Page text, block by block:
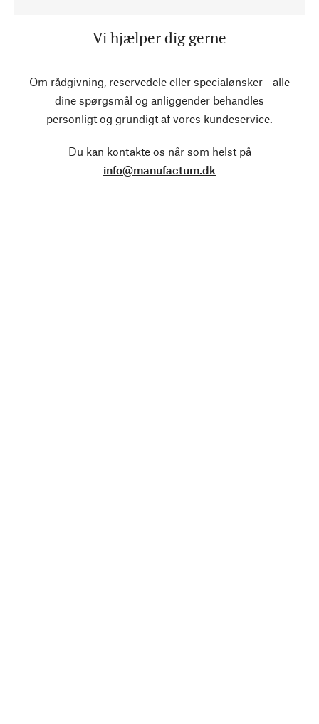
Vi hjælper dig gerne
Om rådgivning, reservedele eller specialønsker - alle
dine spørgsmål og anliggender behandles
personligt og grundigt af vores kundeservice.
Du kan kontakte os når som helst på
info@manufactum.dk